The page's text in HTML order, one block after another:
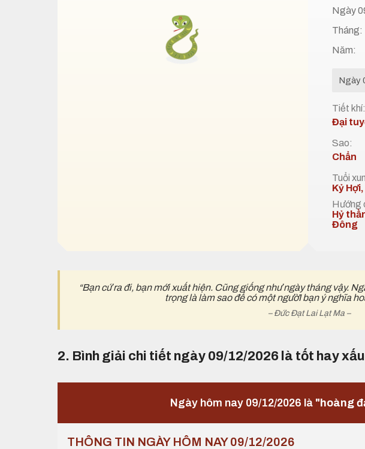
Ngày
Tháng:
Năm:
Ngày
Tiết khí:
Đại
Sao:
Chẩn
Tuổi
Kỷ
Hướng
Hỷ
Đông
“Bạn cứ ra đi, bạn mới xuất hiện. Cũng giống như ngày tháng vậy.
trọng là làm sao để có một ngườI bạn ý nghĩa
– Đức Đạt Lai Lạt Ma –
2. Bình giải chi tiết ngày 09/12/2026 là tốt hay
Ngày hôm nay 09/12/2026 là "hoàng
THÔNG TIN NGÀY HÔM NAY 09/12/2026